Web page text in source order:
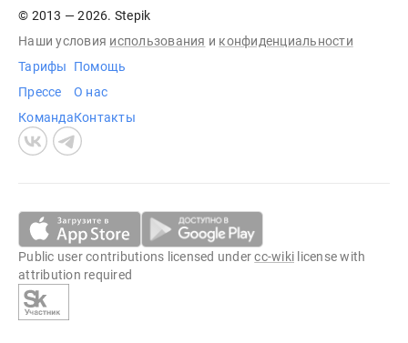
© 2013 — 2026. Stepik
Наши условия использования и конфиденциальности
Тарифы
Прессе
Команда
Помощь
О нас
Контакты
Public user contributions licensed undercc-wiki license with
attribution required